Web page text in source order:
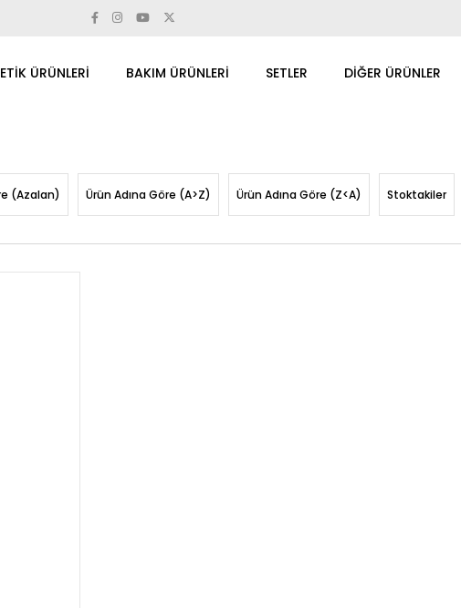
ÜRÜNLERİ BAKIM ÜRÜNLERİ SETLER DİĞER ÜRÜNLER
(Azalan) Ürün Adına Göre (A>Z) Ürün Adına Göre (Z<A) Stoktakiler